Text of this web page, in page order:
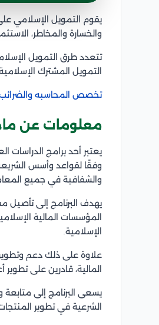
يقوم التمويل الإسلامي
والخسارة والمخاطر،
تتعدد طرق التمويل
التمويل المشترك
تخصص المحاسبه
معلومات عن
يعتبر أحد برامج الدراسات
وفقًا لقواعد وأسس
والشفافية في جميع
يهدف البرنامج إلى تأصيل
المؤسسات المالية
الإسلامية.
علاوة على ذلك دعم وتطوير
المالية، قادرين على
يسعى البرنامج إلى
الشرعية في تطوير